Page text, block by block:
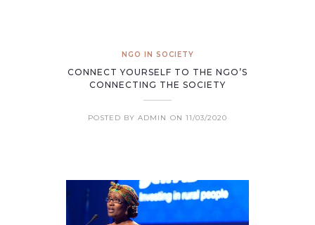
NGO IN SOCIETY
CONNECT YOURSELF TO THE NGO’S
CONNECTING THE SOCIETY
POSTED BY ADMIN ON 11/03/2020